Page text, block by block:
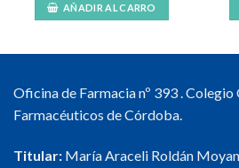
AÑADIR AL CARRO
Oficina de Farmacia nº 393 .
Farmacéuticos de Córdoba.
Titular: María Araceli Roldán